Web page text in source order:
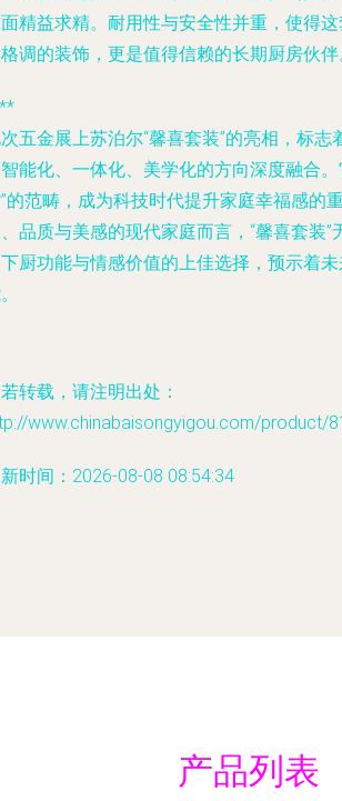
精益求精。耐用性与安全性并重，使得
调的装饰，更是值得信赖的长期厨房伙伴
五金展上苏泊尔“馨喜套装”的亮相，标
能化、一体化、美学化的方向深度融合
的范畴，成为科技时代提升家庭幸福感的
品质与美感的现代家庭而言，“馨喜套装
厨功能与情感价值的上佳选择，预示着
转载，请注明出处：
www.chinabaisongyigou.com/product/
时间：2026-08-08 08:54:34
产品列表